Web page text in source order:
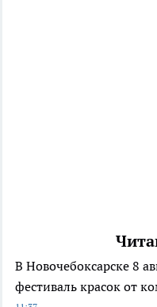
В Новочебоксарске 8
фестиваль красок от